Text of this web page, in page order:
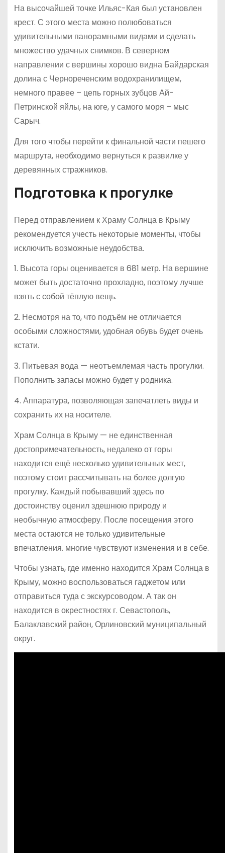
На высочайшей точке Ильяс-Кая был установлен
крест. С этого места можно полюбоваться
удивительными панорамными видами и сделать
множество удачных снимков. В северном
направлении с вершины хорошо видна Байдарская
долина с Чернореченским водохранилищем,
немного правее – цепь горных зубцов Ай-
Петринской яйлы, на юге, у самого моря – мыс
Сарыч.
Для того чтобы перейти к финальной части пешего
маршрута, необходимо вернуться к развилке у
деревянных стражников.
Подготовка к прогулке
Перед отправлением к Храму Солнца в Крыму
рекомендуется учесть некоторые моменты, чтобы
исключить возможные неудобства.
1. Высота горы оценивается в 681 метр. На вершине
может быть достаточно прохладно, поэтому лучше
взять с собой тёплую вещь.
2. Несмотря на то, что подъём не отличается
особыми сложностями, удобная обувь будет очень
кстати.
3. Питьевая вода — неотъемлемая часть прогулки.
Пополнить запасы можно будет у родника.
4. Аппаратура, позволяющая запечатлеть виды и
сохранить их на носителе.
Храм Солнца в Крыму — не единственная
достопримечательность, недалеко от горы
находится ещё несколько удивительных мест,
поэтому стоит рассчитывать на более долгую
прогулку. Каждый побывавший здесь по
достоинству оценил здешнюю природу и
необычную атмосферу. После посещения этого
места остаются не только удивительные
впечатления. многие чувствуют изменения и в себе.
Чтобы узнать, где именно находится Храм Солнца в
Крыму, можно воспользоваться гаджетом или
отправиться туда с экскурсоводом. А так он
находится в окрестностях г. Севастополь,
Балаклавский район, Орлиновский муниципальный
округ.